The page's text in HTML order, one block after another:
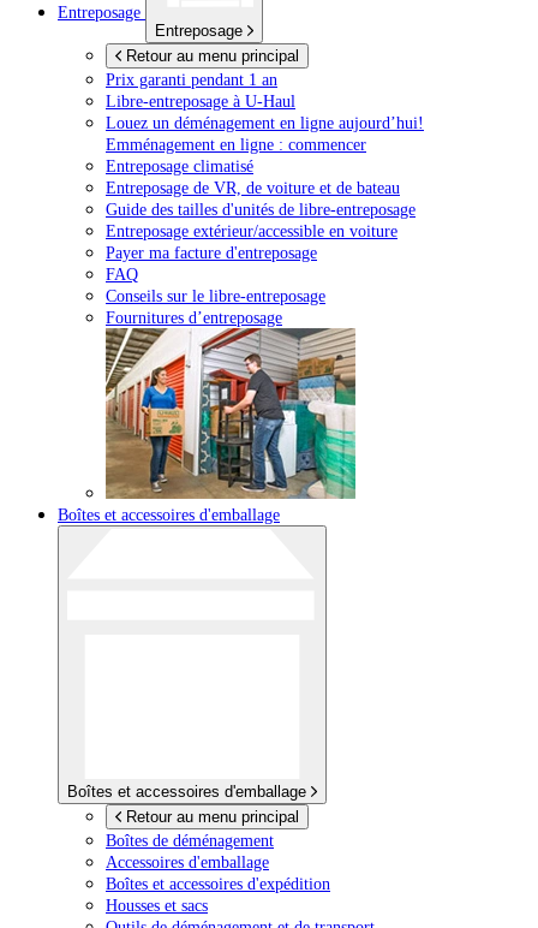
Entreposage
Entreposage
Retour au menu principal
Prix garanti pendant 1 an
Libre-entreposage à U-Haul
Louez un déménagement en ligne aujourd’hui!
Emménagement en ligne : commencer
Entreposage climatisé
Entreposage de VR, de voiture et de bateau
Guide des tailles d'unités de libre-entreposage
Entreposage extérieur/accessible en voiture
Payer ma facture d'entreposage
FAQ
Conseils sur le libre-entreposage
Fournitures d’entreposage
Boîtes et accessoires d'emballage
Boîtes et accessoires d'emballage
Retour au menu principal
Boîtes de déménagement
Accessoires d'emballage
Boîtes et accessoires d'expédition
Housses et sacs